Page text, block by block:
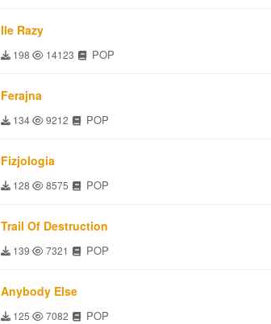
Ile Razy
198 14123 POP
Ferajna
134 9212 POP
Fizjologia
128 8575 POP
Trail Of Destruction
139 7321 POP
Anybody Else
125 7082 POP